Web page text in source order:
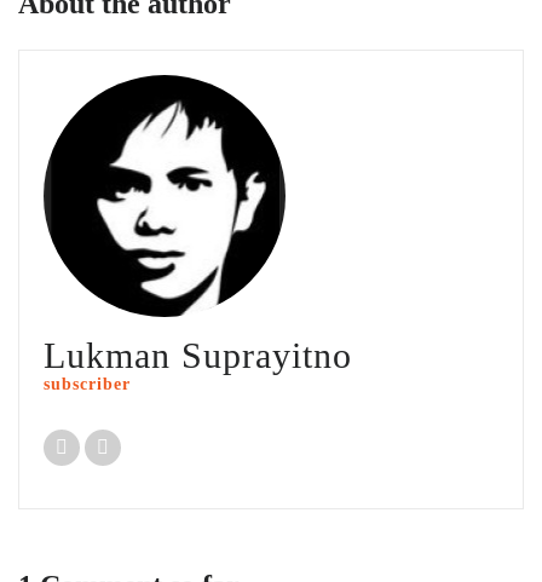
Lukman Suprayitno
subscriber